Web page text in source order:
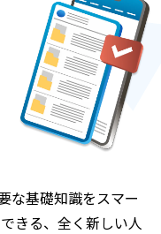
な基礎知識をスマー
きる、全く新しい人